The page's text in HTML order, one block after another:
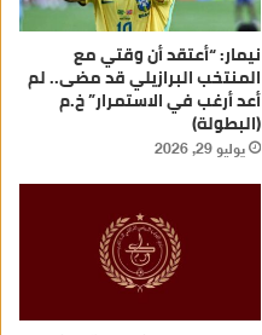
نيمار: “أعتقد أن وقتي مع
المنتخب البرازيلي قد مضى.. لم
أعد أرغب في الاستمرار” خ.م
(البطولة)
يوليو 29, 2026